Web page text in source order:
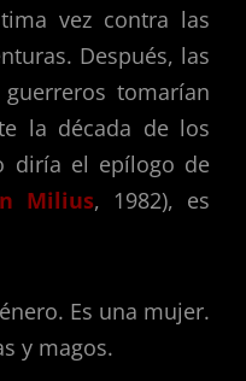
vez contra las
Después, las
tomarían
la década de los
diría el epílogo de
Milius, 1982), es
Es una mujer.
y magos.